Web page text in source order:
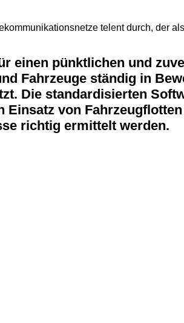
telent durch, der
einen pünktlichen und
Fahrzeuge ständig in
Die standardisierten
Einsatz von
richtig ermittelt werden.